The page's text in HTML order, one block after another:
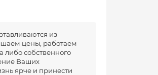
из
цены, работаем
собственного
Ваших
ярче и принести